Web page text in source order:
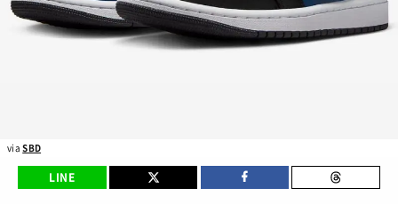
STYLES
/ スタイルトップ
SNEAKER MIX/ スニーカーMIX
TOP
COLUMNS / コラム
CULTURE
viaSBD
LINE